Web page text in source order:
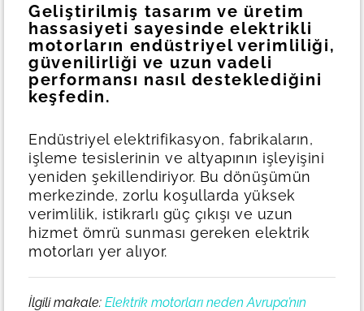
Geliştirilmiş tasarım ve üretim
hassasiyeti sayesinde elektrikli
motorların endüstriyel verimliliği,
güvenilirliği ve uzun vadeli
performansı nasıl desteklediğini
keşfedin.
Endüstriyel elektrifikasyon, fabrikaların,
işleme tesislerinin ve altyapının işleyişini
yeniden şekillendiriyor. Bu dönüşümün
merkezinde, zorlu koşullarda yüksek
verimlilik, istikrarlı güç çıkışı ve uzun
hizmet ömrü sunması gereken elektrik
motorları yer alıyor.
İlgili makale: Elektrik motorları neden Avrupa’nın